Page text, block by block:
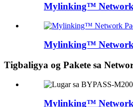
Mylinking™ Network
Mylinking™ Network
Tigbaligya og Pakete sa
Mylinking™ Network